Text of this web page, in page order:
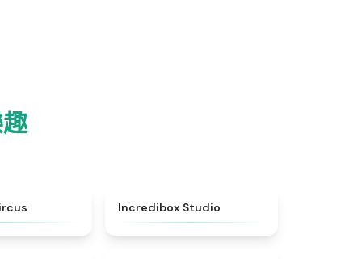
Incredibox Studio